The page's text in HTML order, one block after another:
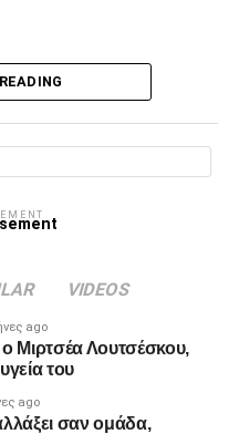
του Ζίβκοβιτς και στην
ήρθε, τελικά, στο 87′.
στο βάθος της εστίας
VIDEOS
ago
Μιρτσέα Λουτσέσκου,
του
ago
σαν ομάδα,